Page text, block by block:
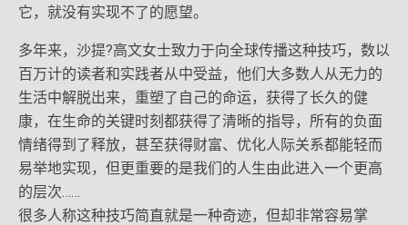
它，就没有实现不了的愿望。
多年来，沙提?高文女士致力于向全球传播这种技巧，数以
百万计的读者和实践者从中受益，他们大多数人从无力的
生活中解脱出来，重塑了自己的命运，获得了长久的健
康，在生命的关键时刻都获得了清晰的指导，所有的负面
情绪得到了释放，甚至获得财富、优化人际关系都能轻而
易举地实现，但更重要的是我们的人生由此进入一个更高
的层次……
很多人称这种技巧简直就是一种奇迹，但却非常容易掌